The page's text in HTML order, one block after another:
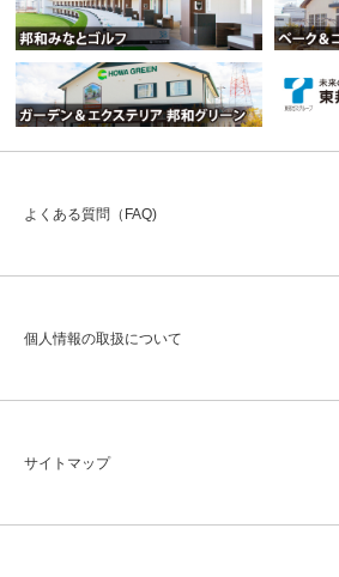
よくある質問（FAQ)
個人情報の取扱について
サイトマップ